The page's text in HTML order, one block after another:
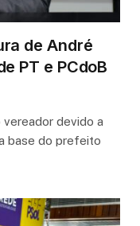
de André
PT e PCdoB
devido a
base do prefeito